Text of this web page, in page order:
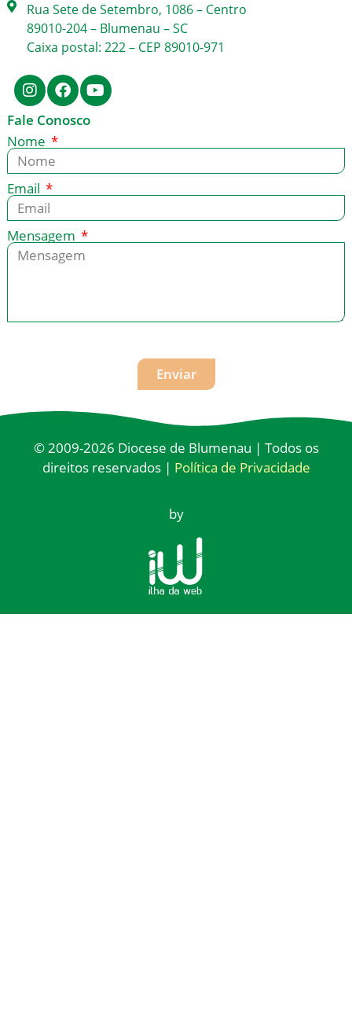
Rua Sete de Setembro, 1086 – Centro
89010-204 – Blumenau – SC
Caixa postal: 222 – CEP 89010-971
Fale Conosco
Nome
Email
Mensagem
Enviar
© 2009-2026 Diocese de Blumenau | Todos os
direitos reservados | Política de Privacidade
by